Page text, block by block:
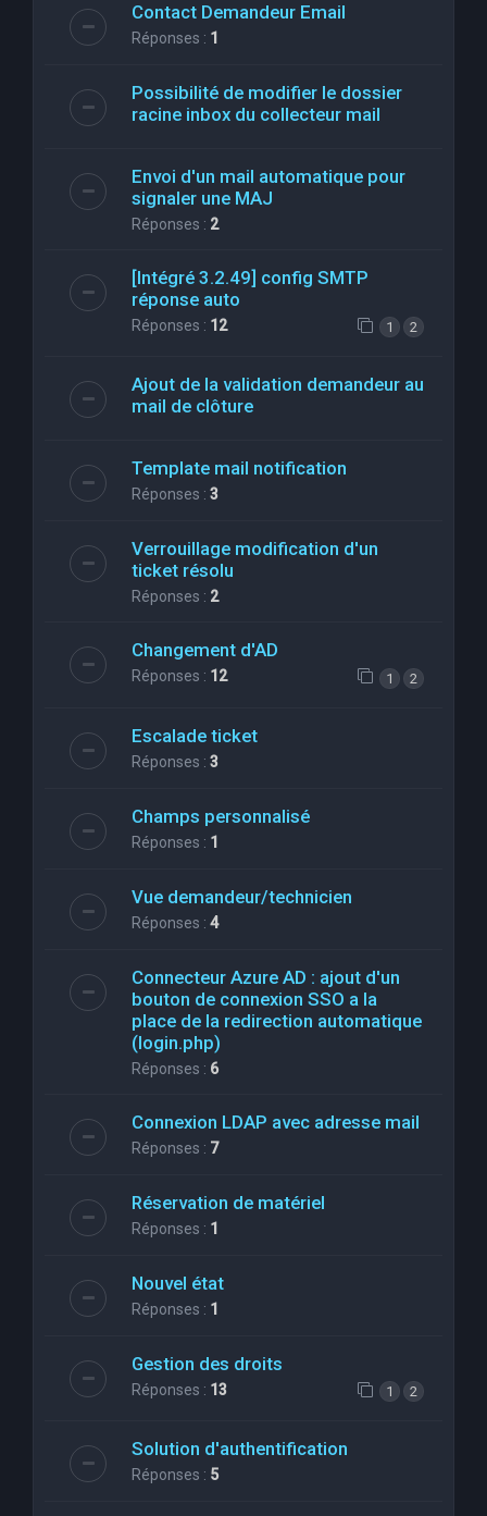
Contact Demandeur Email
Réponses : 1
Possibilité de modifier le dossier
racine inbox du collecteur mail
Envoi d'un mail automatique pour
signaler une MAJ
Réponses : 2
[Intégré 3.2.49] config SMTP
réponse auto
Réponses : 12 1 2
Ajout de la validation demandeur au
mail de clôture
Template mail notification
Réponses : 3
Verrouillage modification d'un
ticket résolu
Réponses : 2
Changement d'AD
Réponses : 12 1 2
Escalade ticket
Réponses : 3
Champs personnalisé
Réponses : 1
Vue demandeur/technicien
Réponses : 4
Connecteur Azure AD : ajout d'un
bouton de connexion SSO a la
place de la redirection automatique
(login.php)
Réponses : 6
Connexion LDAP avec adresse mail
Réponses : 7
Réservation de matériel
Réponses : 1
Nouvel état
Réponses : 1
Gestion des droits
Réponses : 13 1 2
Solution d'authentification
Réponses : 5